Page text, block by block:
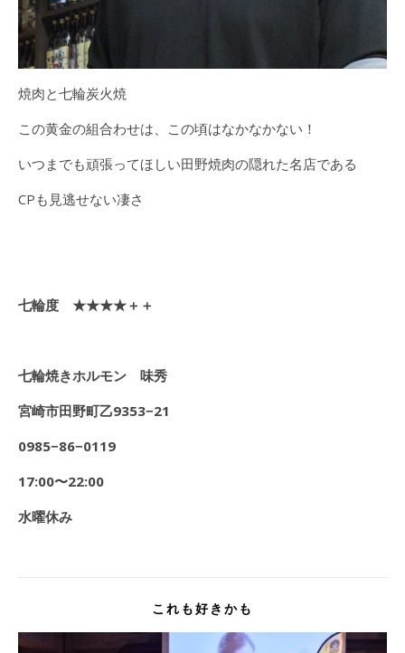
焼肉と七輪炭火焼
この黄金の組合わせは、この頃はなかなかない！
いつまでも頑張ってほしい田野焼肉の隠れた名店である
CPも見逃せない凄さ
七輪度 ★★★★＋＋
七輪焼きホルモン 味秀
宮崎市田野町乙9353−21
0985−86−0119
17:00〜22:00
水曜休み
これも好きかも